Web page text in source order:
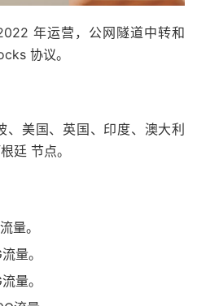
年运营，公网隧道中转和
协议。
美国、英国、印度、澳大利
廷 节点。
量。
量。
量。